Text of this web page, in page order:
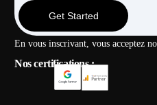
Get Started
En vous inscrivant, vous acceptez
Nos certifications :